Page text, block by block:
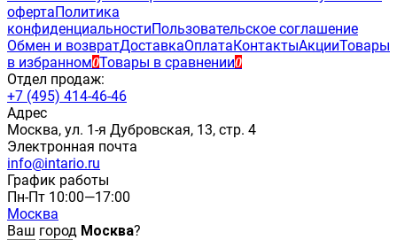
офертаПолитика
конфиденциальностиПользовательское соглашение
Обмен и возвратДоставкаОплатаКонтактыАкцииТовары
в избранном0Товары в сравнении0
Отдел продаж:
+7 (495) 414-46-46
Адрес
Москва, ул. 1-я Дубровская, 13, стр. 4
Электронная почта
info@intario.ru
График работы
Пн-Пт 10:00—17:00
Москва
Ваш город Москва?